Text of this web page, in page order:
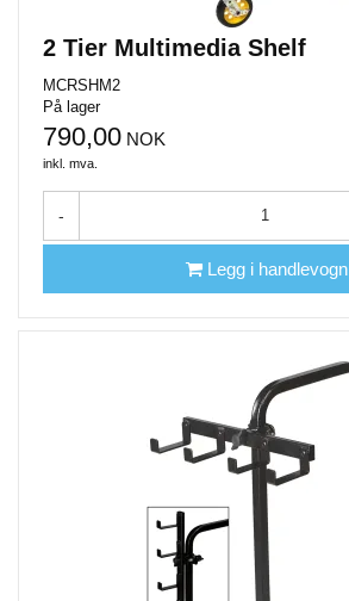
2 Tier Multimedia Shelf
MCRSHM2
På lager
790,00 NOK
inkl. mva.
-
Legg i handlevogn